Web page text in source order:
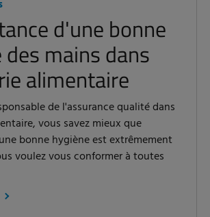
d'une bonne
des mains dans
alimentaire
de l'assurance qualité dans
vous savez mieux que
bonne hygiène est extrêmement
voulez vous conformer à toutes